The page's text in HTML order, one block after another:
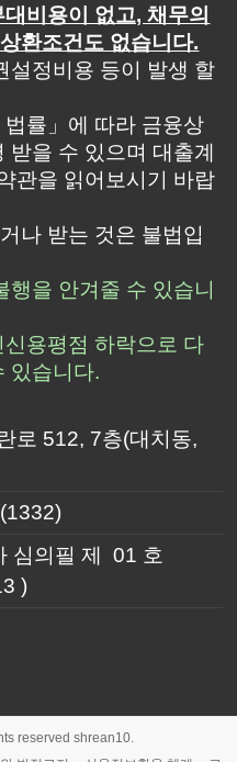
비용이 없고, 채무의
환조건도 없습니다.
설정비용 등이 발생 할
법률」에 따라 금융상
받을 수 있으며 대출계
관을 읽어보시기 바랍
나 받는 것은 불법입
행을 안겨줄 수 있습니
용평점 하락으로 다
있습니다.
로 512, 7층(대치동,
심의필 제 01 호
)
reserved shrean10.